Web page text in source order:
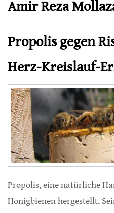
Amir Reza
Propolis gegen
Herz-Kreislauf-
Propolis, eine natürliche
Honigbienen hergestellt.